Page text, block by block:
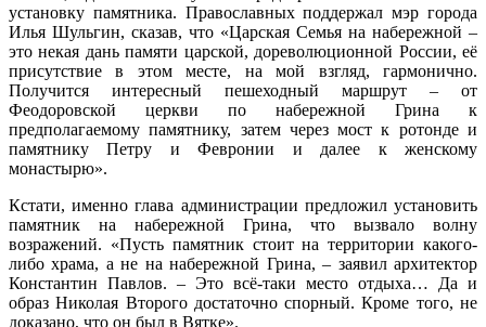
установку памятника. Православных поддержал мэр города
Илья Шульгин, сказав, что «Царская Семья на набережной –
это некая дань памяти царской, дореволюционной России, её
присутствие в этом месте, на мой взгляд, гармонично.
Получится интересный пешеходный маршрут – от
Феодоровской церкви по набережной Грина к
предполагаемому памятнику, затем через мост к ротонде и
памятнику Петру и Февронии и далее к женскому
монастырю».
Кстати, именно глава администрации предложил установить
памятник на набережной Грина, что вызвало волну
возражений. «Пусть памятник стоит на территории какого-
либо храма, а не на набережной Грина, – заявил архитектор
Константин Павлов. – Это всё-таки место отдыха… Да и
образ Николая Второго достаточно спорный. Кроме того, не
доказано, что он был в Вятке».